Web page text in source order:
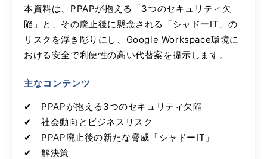
本資料は、PPAPが抱える「3つのセキュリティ欠
陥」と、その廃止後に懸念される「シャドーIT」の
リスクを浮き彫りにし、Google Workspace環境に
おける安全で利便性の高い代替案を提示します。
主なコンテンツ
✔︎ PPAPが抱える3つのセキュリティ欠陥
✔︎ 社会動向とビジネスリスク
✔︎ PPAP廃止後の新たな脅威「シャドーIT」
✔︎ 解決策